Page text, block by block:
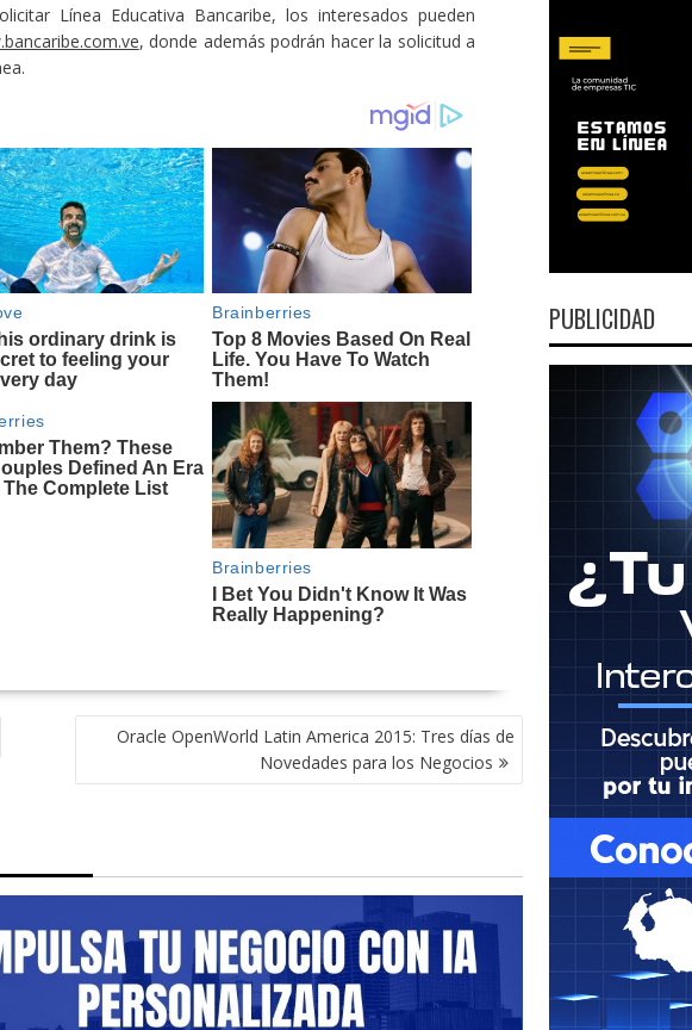
Línea Educativa Bancaribe, los interesados pueden
, donde además podrán hacer la solicitud a
Oracle OpenWorld Latin America 2015: Tres días de
Novedades para los Negocios
PUBLICIDAD